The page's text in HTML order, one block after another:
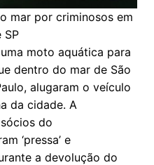
mar por criminosos em
SP
moto aquática para
dentro do mar de São
alugaram o veículo
da cidade. A
do
‘pressa’ e
a devolução do